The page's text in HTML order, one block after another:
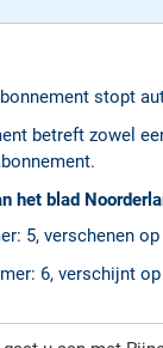
stopt
betreft zowel
het blad
5, verschenen
6, verschijnt